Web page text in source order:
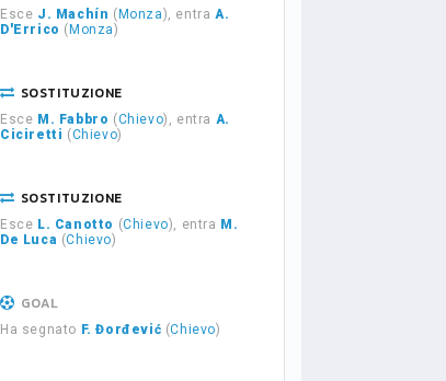
Esce J. Machín ( Monza), entraA.
D'Errico ( Monza)
SOSTITUZIONE
Esce M. Fabbro (Chievo), entra A.
Ciciretti (Chievo)
SOSTITUZIONE
Esce L. Canotto (Chievo), entra M.
De Luca (Chievo)
GOAL
Ha segnato F. Đorđević (Chievo)